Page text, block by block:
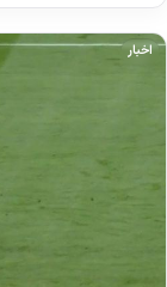
اخبار